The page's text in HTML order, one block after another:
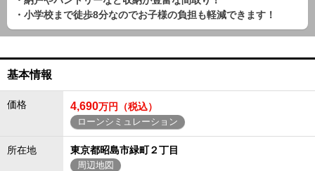
・小学校まで徒歩8分なのでお子様の負担も軽減できます！
基本情報
価格 4,690万円（税込）
ローンシミュレーション
所在地 東京都昭島市緑町２丁目
周辺地図